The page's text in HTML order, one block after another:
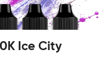
Ice City